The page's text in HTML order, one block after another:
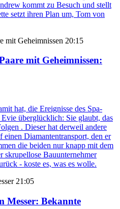
kommt zu Besuch und stellt
setzt ihren Plan um, Tom von
20:15
mit Geheimnissen:
hat, die Ereignisse des Spa-
überglücklich: Sie glaubt, das
. Dieser hat derweil andere
Diamantentransport, den er
die beiden nur knapp mit dem
Bauunternehmer
- koste es, was es wolle.
21:05
Messer: Bekannte